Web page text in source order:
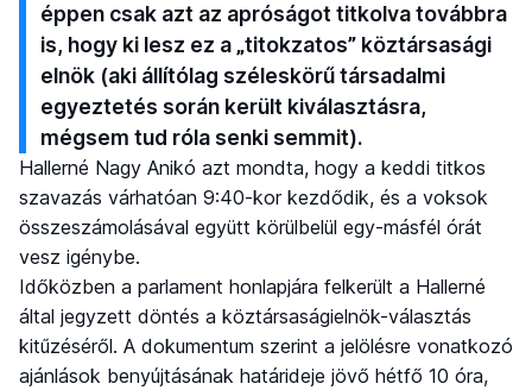
éppen csak azt az apróságot titkolva továbbra
is, hogy ki lesz ez a „titokzatos” köztársasági
elnök (aki állítólag széleskörű társadalmi
egyeztetés során került kiválasztásra,
mégsem tud róla senki semmit).
Hallerné Nagy Anikó azt mondta, hogy a keddi titkos
szavazás várhatóan 9:40-kor kezdődik, és a voksok
összeszámolásával együtt körülbelül egy-másfél órát
vesz igénybe.
Időközben a parlament honlapjára felkerült a Hallerné
által jegyzett döntés a köztársaságielnök-választás
kitűzéséről. A dokumentum szerint a jelölésre vonatkozó
ajánlások benyújtásának határideje jövő hétfő 10 óra,